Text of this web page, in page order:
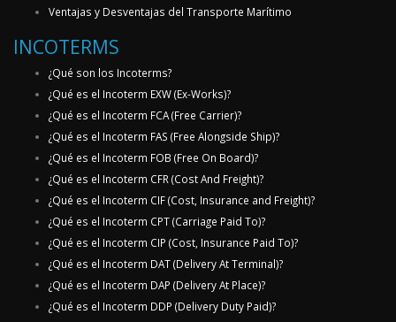
Ventajas y Desventajas del Transporte Marítimo
INCOTERMS
¿Qué son los Incoterms?
¿Qué es el Incoterm EXW (Ex-Works)?
¿Qué es el Incoterm FCA (Free Carrier)?
¿Qué es el Incoterm FAS (Free Alongside Ship)?
¿Qué es el Incoterm FOB (Free On Board)?
¿Qué es el Incoterm CFR (Cost And Freight)?
¿Qué es el Incoterm CIF (Cost, Insurance and Freight)?
¿Qué es el Incoterm CPT (Carriage Paid To)?
¿Qué es el Incoterm CIP (Cost, Insurance Paid To)?
¿Qué es el Incoterm DAT (Delivery At Terminal)?
¿Qué es el Incoterm DAP (Delivery At Place)?
¿Qué es el Incoterm DDP (Delivery Duty Paid)?